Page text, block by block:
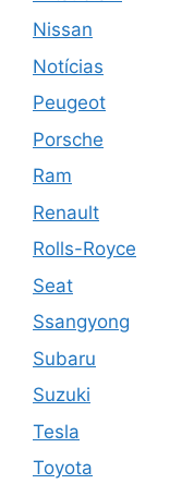
Nissan
Notícias
Peugeot
Porsche
Ram
Renault
Rolls-Royce
Seat
Ssangyong
Subaru
Suzuki
Tesla
Toyota